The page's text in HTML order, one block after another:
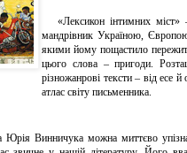
«Лексикон інтимних міст»
мандрівник Україною,
якими йому пощастило
цього слова – пригоди.
різножанрові тексти – від есе
атлас світу письменника.
Винничука можна миттєво